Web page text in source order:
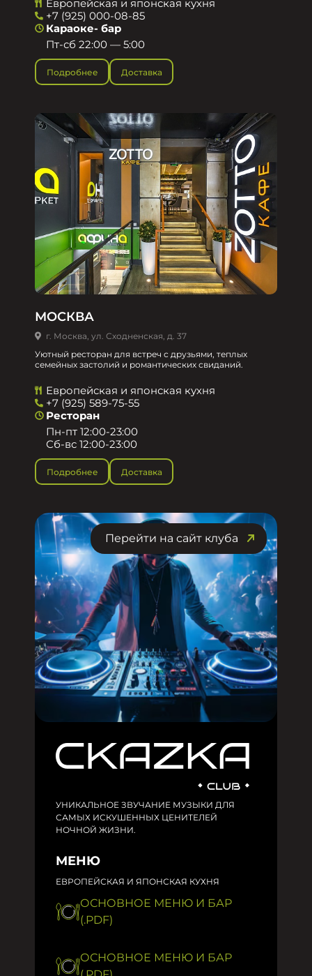
Европейская и японская кухня
+7 (925) 000-08-85
Караоке- бар
Пт-сб 22:00 — 5:00
Подробнее Доставка
МОСКВА
г. Москва, ул. Сходненская, д. 37
Уютный ресторан для встреч с друзьями, теплых
семейных застолий и романтических свиданий.
Европейская и японская кухня
+7 (925) 589-75-55
Ресторан
Пн-пт 12:00-23:00
Сб-вс 12:00-23:00
Подробнее Доставка
Перейти на сайт клуба
УНИКАЛЬНОЕ ЗВУЧАНИЕ МУЗЫКИ ДЛЯ
САМЫХ ИСКУШЕННЫХ ЦЕНИТЕЛЕЙ
НОЧНОЙ ЖИЗНИ.
МЕНЮ
ЕВРОПЕЙСКАЯ И ЯПОНСКАЯ КУХНЯ
ОСНОВНОЕ МЕНЮ И БАР
(.PDF)
ОСНОВНОЕ МЕНЮ И БАР